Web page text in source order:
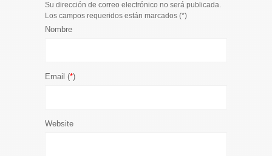
Su dirección de correo electrónico no será publicada.
Los campos requeridos están marcados (*)
Nombre
Email (*)
Website